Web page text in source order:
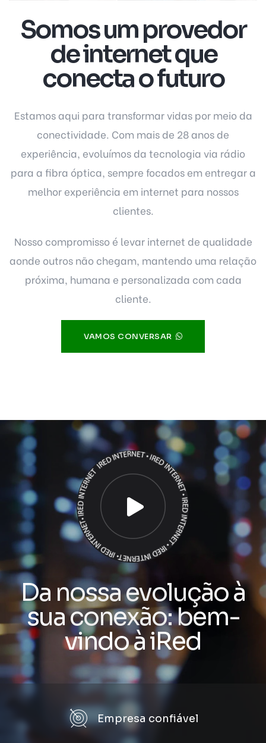
Somos um provedor
de internet que
conecta o futuro
Estamos aqui para transformar vidas por meio da
conectividade. Com mais de 28 anos de
experiência, evoluímos da tecnologia via rádio
para a fibra óptica, sempre focados em entregar a
melhor experiência em internet para nossos
clientes.
Nosso compromisso é levar internet de qualidade
aonde outros não chegam, mantendo uma relação
próxima, humana e personalizada com cada
cliente.
VAMOS CONVERSAR
Da nossa evolução à
sua conexão: bem-
vindo à iRed
Empresa confiável